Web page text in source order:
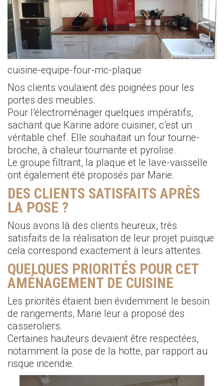
cuisine-equipe-four-mc-plaque
Nos clients voulaient des poignées pour les
portes des meubles.
Pour l’électroménager quelques impératifs,
sachant que Karine adore cuisiner, c’est un
véritable chef. Elle souhaitait un four tourne-
broche, à chaleur tournante et pyrolise.
Le groupe filtrant, la plaque et le lave-vaisselle
ont également été proposés par Marie.
DES CLIENTS SATISFAITS APRÈS
LA POSE ?
Nous avons là des clients heureux, très
satisfaits de la réalisation de leur projet puisque
cela correspond exactement à leurs attentes.
QUELQUES PRIORITÉS POUR CET
AMÉNAGEMENT DE CUISINE
Les priorités étaient bien évidemment le besoin
de rangements, Marie leur a proposé des
casseroliers.
Certaines hauteurs devaient être respectées,
notamment la pose de la hotte, par rapport au
risque incendie.